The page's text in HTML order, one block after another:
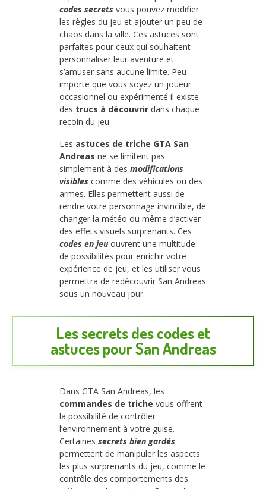
codes secrets vous pouvez modifier
les règles du jeu et ajouter un peu de
chaos dans la ville. Ces astuces sont
parfaites pour ceux qui souhaitent
personnaliser leur aventure et
s’amuser sans aucune limite. Peu
importe que vous soyez un joueur
occasionnel ou expérimenté il existe
des trucs à découvrir dans chaque
recoin du jeu.
Les astuces de triche GTA San
Andreas ne se limitent pas
simplement à des modifications
visibles comme des véhicules ou des
armes. Elles permettent aussi de
rendre votre personnage invincible, de
changer la météo ou même d’activer
des effets visuels surprenants. Ces
codes en jeu ouvrent une multitude
de possibilités pour enrichir votre
expérience de jeu, et les utiliser vous
permettra de redécouvrir San Andreas
sous un nouveau jour.
Les secrets des codes et
astuces pour San Andreas
Dans GTA San Andreas, les
commandes de triche vous offrent
la possibilité de contrôler
l’environnement à votre guise.
Certaines secrets bien gardés
permettent de manipuler les aspects
les plus surprenants du jeu, comme le
contrôle des comportements des